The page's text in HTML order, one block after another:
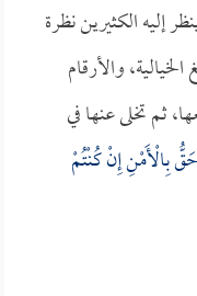
إليه الكثيرين نظرة
والأرقام
ثم تخلى عنها في
بِالْأَمْنِ إِنْ كُنْتُمْ